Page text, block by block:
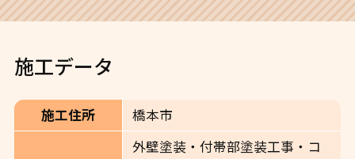
施工データ
施工住所 橋本市
外壁塗装・付帯部塗装工事・コ